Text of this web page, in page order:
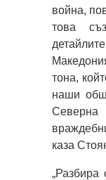
война,
това
тона,
наши
Северна
каза
„Разбира